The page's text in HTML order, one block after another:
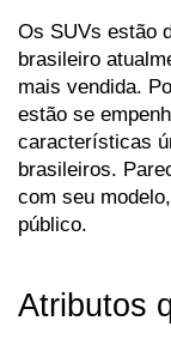
Os SUVs estão
brasileiro
mais vendida.
estão se
características
brasileiros.
com seu
público.
Atributos